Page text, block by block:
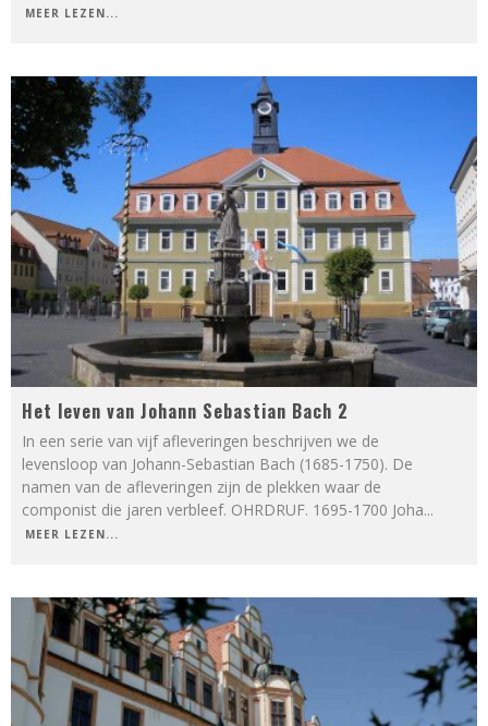
MEER LEZEN...
Het leven van Johann Sebastian Bach 2
In een serie van vijf afleveringen beschrijven we de
levensloop van Johann-Sebastian Bach (1685-1750). De
namen van de afleveringen zijn de plekken waar de
componist die jaren verbleef. OHRDRUF. 1695-1700 Joha...
MEER LEZEN...